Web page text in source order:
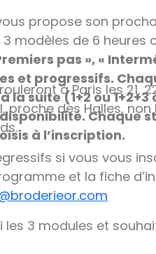
vous propose son
3 modèles de 6 heures
pas », «
et progressifs.
la suite (1+2 ou
Chaque
à l’inscription.
à Paris les 21,
proche des Halles,
si vous vous
et la fiche
les 3 modules et